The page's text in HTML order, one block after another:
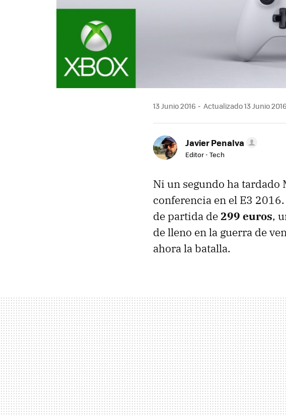
13 Junio 2016 Actualizado 13 Junio
Javier Penalva
Editor - Tech
Ni un segundo ha tardado
conferencia en el E3
de partida de299 euros,
de lleno en la guerra de
ahora la batalla.